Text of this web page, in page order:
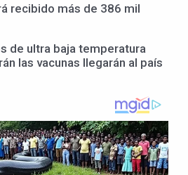
recibido más de 386 mil
de ultra baja temperatura
las vacunas llegarán al país